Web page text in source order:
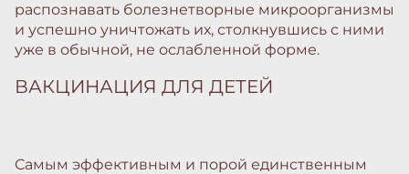
распознавать болезнетворные микроорганизмы
и успешно уничтожать их, столкнувшись с ними
уже в обычной, не ослабленной форме.
ВАКЦИНАЦИЯ ДЛЯ ДЕТЕЙ
Самым эффективным и порой единственным